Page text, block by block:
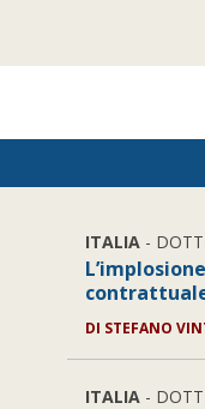
ITALIA -
DI STEFANO
ITALIA -